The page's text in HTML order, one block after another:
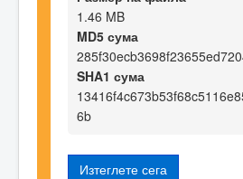
1.46 MB
MD5 сума
SHA1 сума
6b
Изтеглете сега